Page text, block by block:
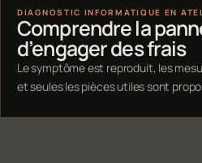
DIAGNOSTIC INFORMATIQUE EN
Comprendre la
d’engager des frais
Le symptôme est reproduit, les
et seules les pièces utiles sont